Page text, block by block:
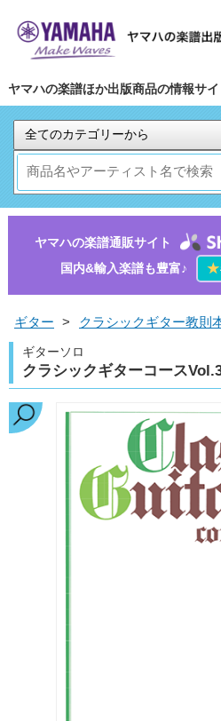
ヤマハの楽譜ほか出版商品の情報サイ
ヤマハの楽譜通販サイト
国内&輸入楽譜も豊富♪
★
ギター > クラシックギター教則
ギターソロ
クラシックギターコース